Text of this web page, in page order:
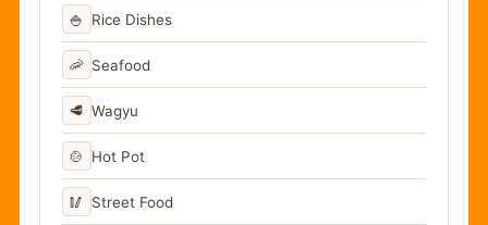
🍚 Rice Dishes
🦐 Seafood
🥩 Wagyu
🍲 Hot Pot
🥢 Street Food